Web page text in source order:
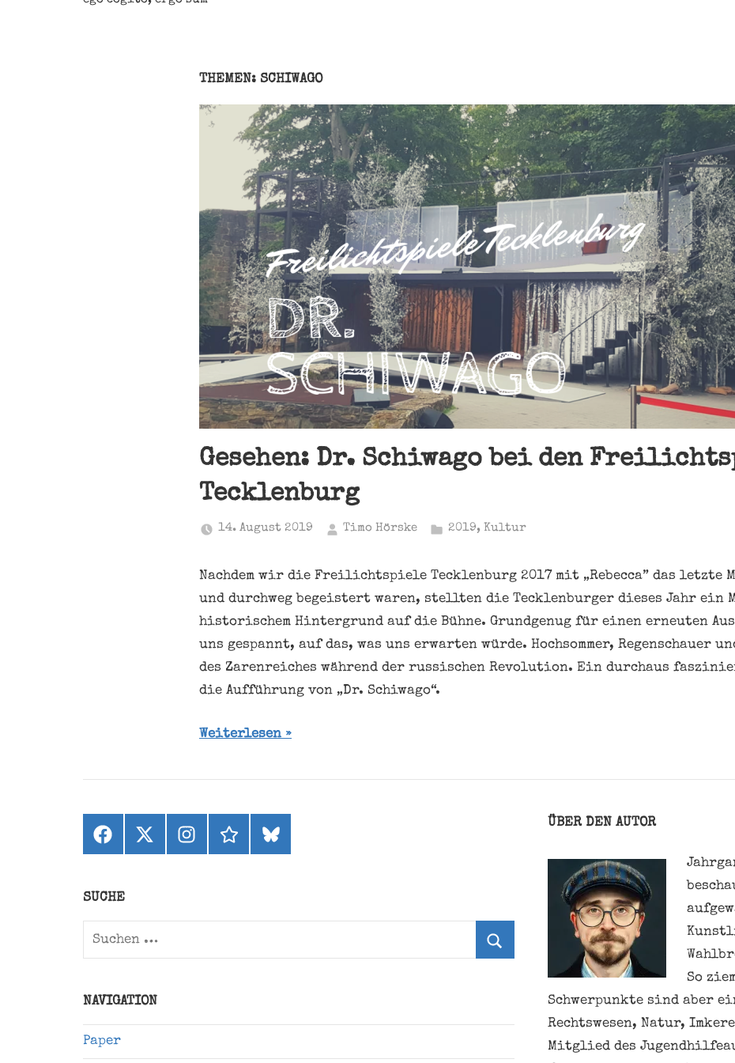
THEMEN: SCHIWAGO
Gesehen: Dr. Schiwago bei den
Tecklenburg
14. August 2019 Timo Hörske 2019, Kultur
Nachdem wir die Freilichtspiele Tecklenburg 2017 mit „Rebecca” das letzte
und durchweg begeistert waren, stellten die Tecklenburger dieses Jahr ein
historischem Hintergrund auf die Bühne. Grundgenug für einen erneuten
uns gespannt, auf das, was uns erwarten würde. Hochsommer, Regenschauer
des Zarenreiches während der russischen Revolution. Ein durchaus
die Aufführung von „Dr. Schiwago“.
Weiterlesen
Facebook
X
(ehemals
Instagramthreadsbluesky
SUCHE
Suchen
NAVIGATION
Paper
ÜBER DEN AUTOR
So
Schwerpunkte sind aber
Rechtswesen, Natur,
Mitglied des